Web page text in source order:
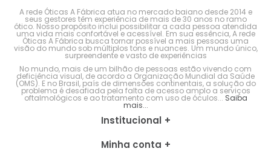
A rede Óticas A Fábrica atua no mercado baiano desde 2014 e
seus gestores têm experiência de mais de 30 anos no ramo
ótico. Nosso propósito inclui possibilitar a cada pessoa atendida
uma vida mais confortável e acessível. Em sua essência, A rede
Óticas A Fábrica busca tornar possível a mais pessoas uma
visão do mundo sob múltiplos tons e nuances. Um mundo único,
surpreendente e vasto de experiências
No mundo, mais de um bilhão de pessoas estão vivendo com
deficiência visual, de acordo a Organização Mundial da Saúde
(OMS). E no Brasil, país de dimensões continentais, a solução do
problema é desafiada pela falta de acesso amplo a serviços
oftalmológicos e ao tratamento com uso de óculos... Saiba
mais...
Institucional
Minha conta